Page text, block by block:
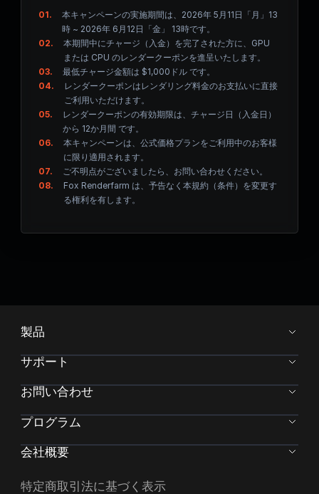
01.
本キャンペーンの実施期間は、2026年 5月11日「月」13
時 ~ 2026年 6月12日「金」 13時です。
02.
本期間中にチャージ（入金）を完了された方に、GPU
または CPU のレンダークーポンを進呈いたします。
03.
最低チャージ金額は $1,000ドル です。
04.
レンダークーポンはレンダリング料金のお支払いに直接
ご利用いただけます。
05.
レンダークーポンの有効期限は、チャージ日（入金日）
から 12か月間 です。
06.
本キャンペーンは、公式価格プランをご利用中のお客様
に限り適用されます。
07.
ご不明点がございましたら、お問い合わせください。
08.
Fox Renderfarm は、予告なく本規約（条件）を変更す
る権利を有します。
製品
サポート
お問い合わせ
プログラム
会社概要
特定商取引法に基づく表示